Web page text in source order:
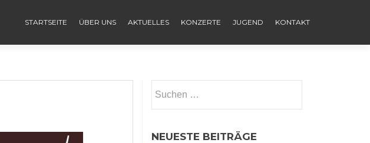
STARTSEITE ÜBER UNS AKTUELLES KONZERTE JUGEND KONTAKT
nach:
NEUESTE BEITRÄGE